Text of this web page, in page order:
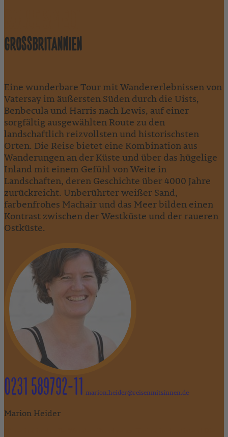
GROSSBRITANNIEN
Eine wunderbare Tour mit Wandererlebnissen von
Vatersay im äußersten Süden durch die Uists,
Benbecula und Harris nach Lewis, auf einer
sorgfältig ausgewählten Route zu den
landschaftlich reizvollsten und historischsten
Orten. Die Reise bietet eine Kombination aus
Wanderungen an der Küste und über das hügelige
Inland mit einem Gefühl von Weite in
Landschaften, deren Geschichte über 4000 Jahre
zurückreicht. Unberührter weißer Sand,
farbenfrohes Machair und das Meer bilden einen
Kontrast zwischen der Westküste und der raueren
Ostküste.
0231 589792-11 marion.heider@reisenmitsinnen.de
Marion Heider